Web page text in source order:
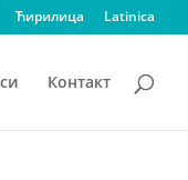
Ћирилица Latinica
Контакт